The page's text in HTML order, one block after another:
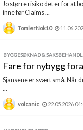
Jo større risiko det er for at
inne før Claims ...
TomlerNok10
BYGGESØKNAD &
Fare for nybygg
Sjansene er svært små. Når
...
volcanic 22.05.2026